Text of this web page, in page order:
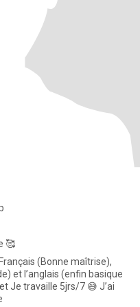
🥰
et l’anglais (enfin basique